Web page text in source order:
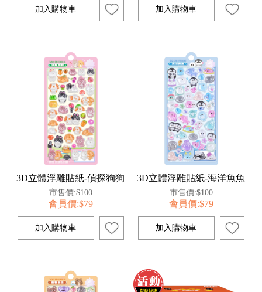
3D立體浮雕貼紙-偵探狗狗
市售價:$100
會員價:$79
3D立體浮雕貼紙-海洋魚魚
市售價:$100
會員價:$79